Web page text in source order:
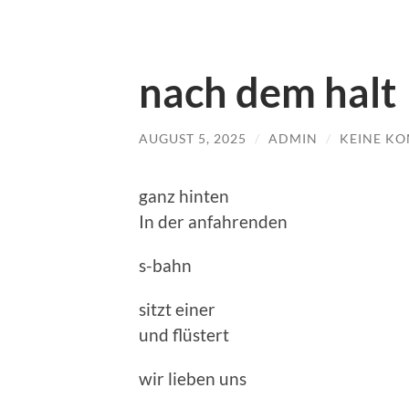
nach dem halt
AUGUST 5, 2025 / ADMIN / KEINE
ganz hinten
In der anfahrenden
s-bahn
sitzt einer
und flüstert
wir lieben uns